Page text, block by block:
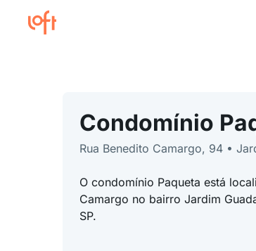
Condomínio
Rua Benedito Camargo, 94 •
O condomínio Paqueta está
Camargo no bairro Jardim
SP.